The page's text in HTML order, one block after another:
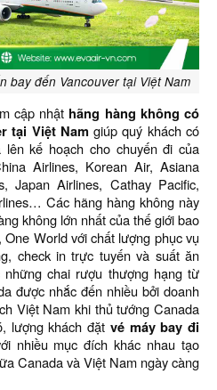
bay đến Vancouver tại Việt Nam
cập nhật hãng hàng không có
tại Việt Nam giúp quý khách có
kế hoạch cho chuyến đi của
Airlines, Korean Air, Asiana
Japan Airlines, Cathay Pacific,
Các hãng hàng không này
không lớn nhất của thế giới bao
World với chất lượng phục vụ
check in trực tuyến và suất ăn
chai rượu thượng hạng từ
được nhắc đến nhiều bởi doanh
Việt Nam khi thủ tướng Canada
lượng khách đặt vé máy bay đi
nhiều mục đích khác nhau tạo
Canada và Việt Nam ngày càng